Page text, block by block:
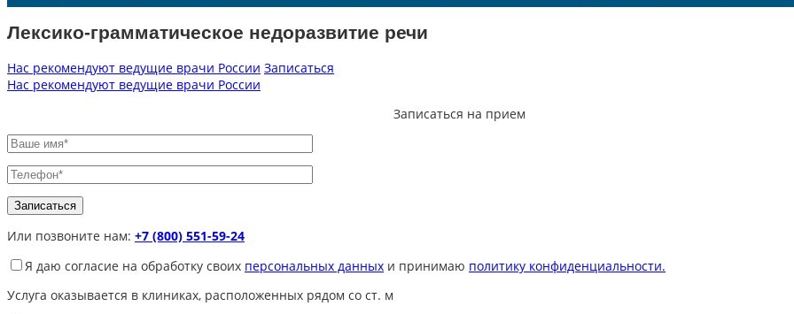
Лексико-грамматическое недоразвитие речи
Нас рекомендуют ведущие врачи России Записаться
Нас рекомендуют ведущие врачи России
Записаться на прием
Или позвоните нам: +7 (800) 551-59-24
Я даю согласие на обработку своих персональных данных и принимаю политику конфиденциальности.
Услуга оказывается в клиниках, расположенных рядом со ст. м